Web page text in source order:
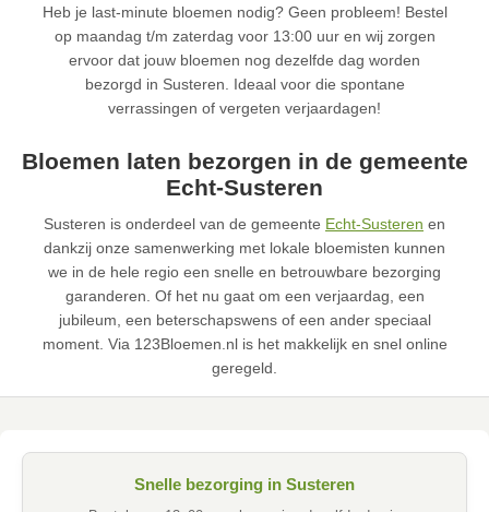
Heb je last-minute bloemen nodig? Geen probleem! Bestel
op maandag t/m zaterdag voor 13:00 uur en wij zorgen
ervoor dat jouw bloemen nog dezelfde dag worden
bezorgd in Susteren. Ideaal voor die spontane
verrassingen of vergeten verjaardagen!
Bloemen laten bezorgen in de gemeente
Echt-Susteren
Susteren is onderdeel van de gemeente Echt-Susteren en
dankzij onze samenwerking met lokale bloemisten kunnen
we in de hele regio een snelle en betrouwbare bezorging
garanderen. Of het nu gaat om een verjaardag, een
jubileum, een beterschapswens of een ander speciaal
moment. Via 123Bloemen.nl is het makkelijk en snel online
geregeld.
Snelle bezorging in Susteren